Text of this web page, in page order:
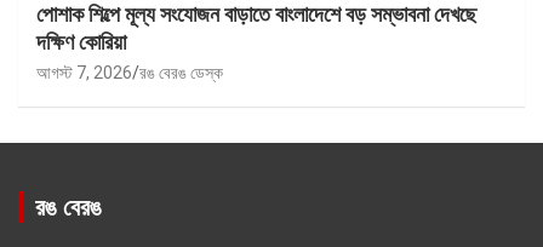
পোশাক শিল্পে মূল্য সংযোজন বাড়াতে বাংলাদেশে বড় সম্ভাবনা দেখছে
দক্ষিণ কোরিয়া
আগস্ট 7, 2026 রঙ বেরঙ ডেস্ক
রঙ বেরঙ